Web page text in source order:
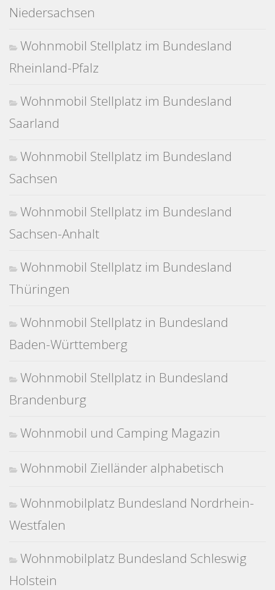
Niedersachsen
Wohnmobil Stellplatz im Bundesland
Rheinland-Pfalz
Wohnmobil Stellplatz im Bundesland
Saarland
Wohnmobil Stellplatz im Bundesland
Sachsen
Wohnmobil Stellplatz im Bundesland
Sachsen-Anhalt
Wohnmobil Stellplatz im Bundesland
Thüringen
Wohnmobil Stellplatz in Bundesland
Baden-Württemberg
Wohnmobil Stellplatz in Bundesland
Brandenburg
Wohnmobil und Camping Magazin
Wohnmobil Zielländer alphabetisch
Wohnmobilplatz Bundesland Nordrhein-
Westfalen
Wohnmobilplatz Bundesland Schleswig
Holstein